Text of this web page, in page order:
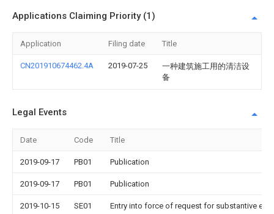
Applications Claiming Priority (1)
Application Filing date Title
CN201910674462.4A 2019-07-25
一种建筑施工用的清洁设
备
Legal Events
Date Code Title
2019-09-17 PB01 Publication
2019-09-17 PB01 Publication
2019-10-15 SE01 Entry into force of request for substantive